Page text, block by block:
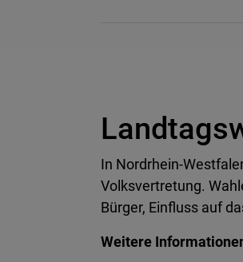
In Nordrhein-
Volksvertretung.
Bürger, Einfluss auf
Weitere